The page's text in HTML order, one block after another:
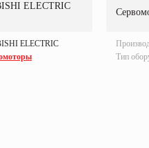
ELECTRIC
ELECTRIC
Тип